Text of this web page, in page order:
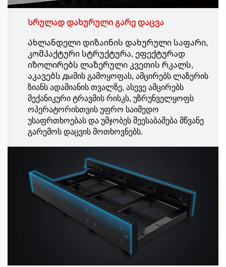
Სრულად დახურული გარე დაცვა
Ახლანდელი დიზაინის დახურული საფარი,
კომპაქტური სტრუქტურა, ეფექტურად
იზოლირებს ლაზერული კვეთის რკალს,
აკავებს дыმის გამოყოფას, ამცირებს ლაზერის
ზიანს ადამიანის თვალზე, ასევე ამცირებს
მექანიკური ტრავმის რისკს, უზრუნველყოფს
ოპერატორისთვის უფრო საიმედო
უსაფრთხოებას და უმჯობეს შეესაბამება მწვანე
გარემოს დაცვის მოთხოვნებს.